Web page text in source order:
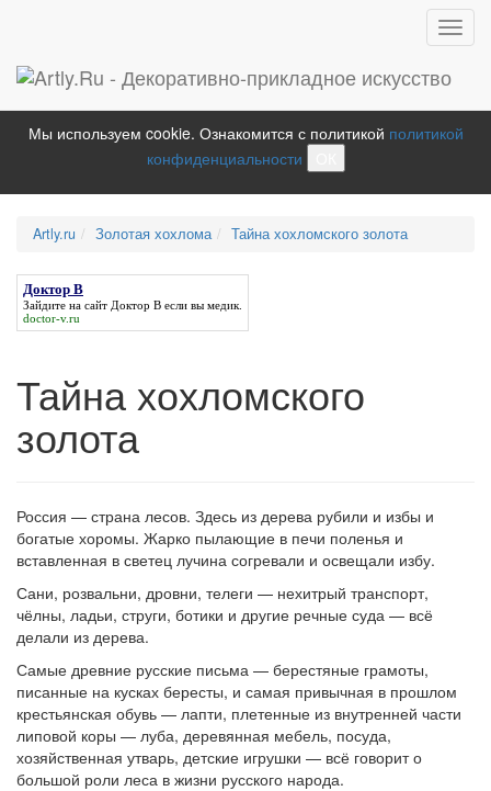
Мы используем cookie. Ознакомится с политикой политикой
конфиденциальности
Artly.ru Золотая хохлома Тайна хохломского золота
Доктор В
Зайдите на сайт Доктор В если вы медик.
doctor-v.ru
Тайна хохломского
золота
Россия — страна лесов. Здесь из дерева рубили и избы и
богатые хоромы. Жарко пылающие в печи поленья и
вставленная в светец лучина согревали и освещали избу.
Сани, розвальни, дровни, телеги — нехитрый транспорт,
чёлны, ладьи, струги, ботики и другие речные суда — всё
делали из дерева.
Самые древние русские письма — берестяные грамоты,
писанные на кусках бересты, и самая привычная в прошлом
крестьянская обувь — лапти, плетенные из внутренней части
липовой коры — луба, деревянная мебель, посуда,
хозяйственная утварь, детские игрушки — всё говорит о
большой роли леса в жизни русского народа.